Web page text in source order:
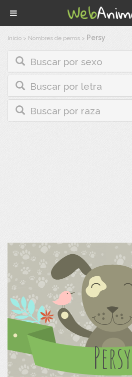
Inicio > Nombres de perros > Persy
Buscar por sexo
Buscar por letra
Buscar por raza
Persy